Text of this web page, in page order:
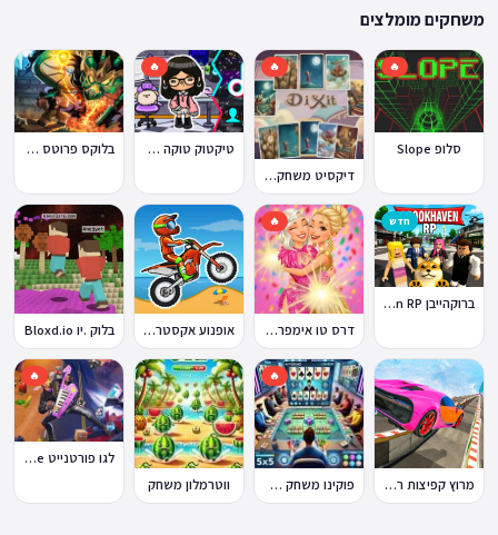
לצד תוספות שוטפות של משחקים חדשים.
משחקים מומלצים
🔥
סלופ Slope
🔥
דיקסיט משחק Dixit
🔥
טיקטוק טוקה בוקה בלוקס פרוטס Blox Fruits
חדש
ברוקהייבן Brookhaven RP
🔥
דרס טו אימפרס Dress To Impress אופנוע אקסטרים Moto X3M בלוק .יו Bloxd.io
מרוץ קפיצות רמפה
🔥
פוקינו משחק אונליין ווטרמלון משחק
🔥
לגו פורטנייט Lego Fortnite